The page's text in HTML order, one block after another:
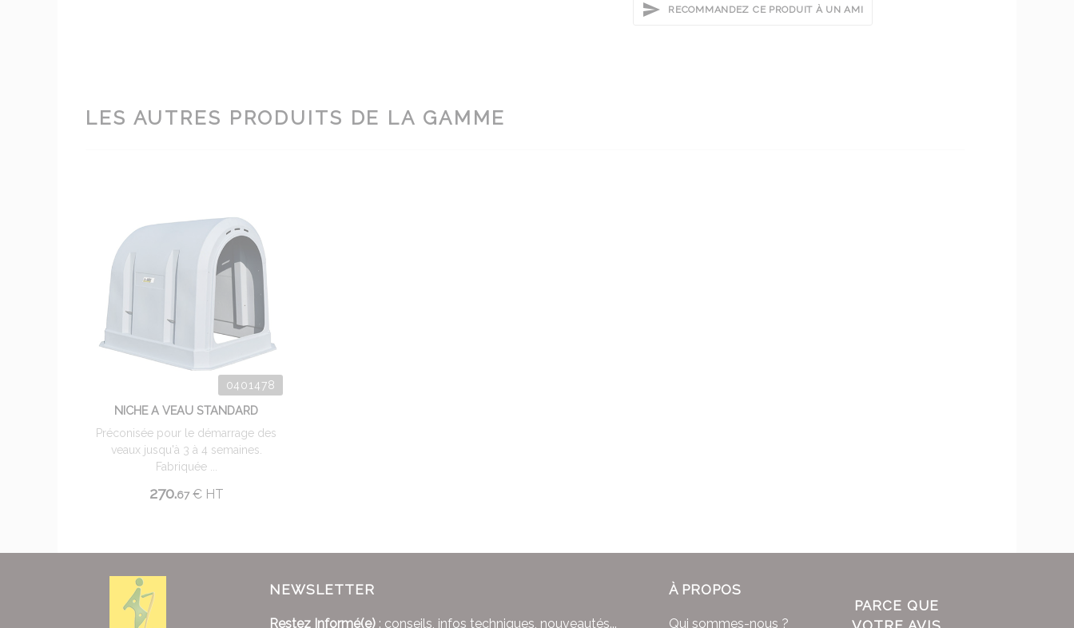
RECOMMANDEZ CE PRODUIT À UN AMI
LES AUTRES PRODUITS DE LA GAMME
0401478
NICHE A VEAU STANDARD
Préconisée pour le démarrage des
veaux jusqu'à 3 à 4 semaines.
Fabriquée ...
270.67 €HT
À PROPOS
Qui sommes-nous ?
PARCE QUE
NEWSLETTER
Restez Informé(e) : conseils, infos techniques, nouveautés...